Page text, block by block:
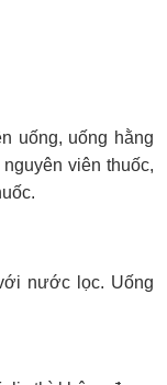
uống, uống hằng
viên thuốc,
nước lọc. Uống